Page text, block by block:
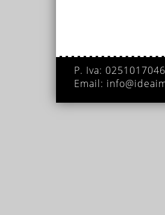
P. Iva:
Email: